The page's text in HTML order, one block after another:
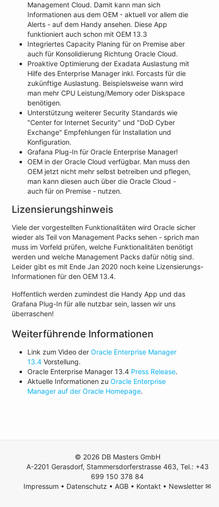
Management Cloud. Damit kann man sich
Informationen aus dem OEM - aktuell vor allem die
Alerts - auf dem Handy ansehen. Diese App
funktioniert auch schon mit OEM 13.3
Integriertes Capacity Planing für on Premise aber
auch für Konsolidierung Richtung Oracle Cloud.
Proaktive Optimierung der Exadata Auslastung mit
Hilfe des Enterprise Manager inkl. Forcasts für die
zukünftige Auslastung. Beispielsweise wann wird
man mehr CPU Leistung/Memory oder Diskspace
benötigen.
Unterstützung weiterer Security Standards wie
"Center for Internet Security" und "DoD Cyber
Exchange" Empfehlungen für Installation und
Konfiguration.
Grafana Plug-In für Oracle Enterprise Manager!
OEM in der Oracle Cloud verfügbar. Man muss den
OEM jetzt nicht mehr selbst betreiben und pflegen,
man kann diesen auch über die Oracle Cloud -
auch für on Premise - nutzen.
Lizensierungshinweis
Viele der vorgestellten Funktionalitäten wird Oracle sicher
wieder als Teil von Management Packs sehen - sprich man
muss im Vorfeld prüfen, welche Funktionalitäten benötigt
werden und welche Management Packs dafür nötig sind.
Leider gibt es mit Ende Jan 2020 noch keine Lizensierungs-
Informationen für den OEM 13.4.
Hoffentlich werden zumindest die Handy App und das
Grafana Plug-In für alle nutzbar sein, lassen wir uns
überraschen!
Weiterführende Informationen
Link zum Video der Oracle Enterprise Manager
13.4 Vorstellung.
Oracle Enterprise Manager 13.4 Press Release.
Aktuelle Informationen zu Oracle Enterprise
Manager auf der Oracle Homepage.
© 2026 DB Masters GmbH
A-2201 Gerasdorf, Stammersdorferstrasse 463, Tel.: +43
699 150 378 84
Impressum • Datenschutz • AGB • Kontakt • Newsletter ✉